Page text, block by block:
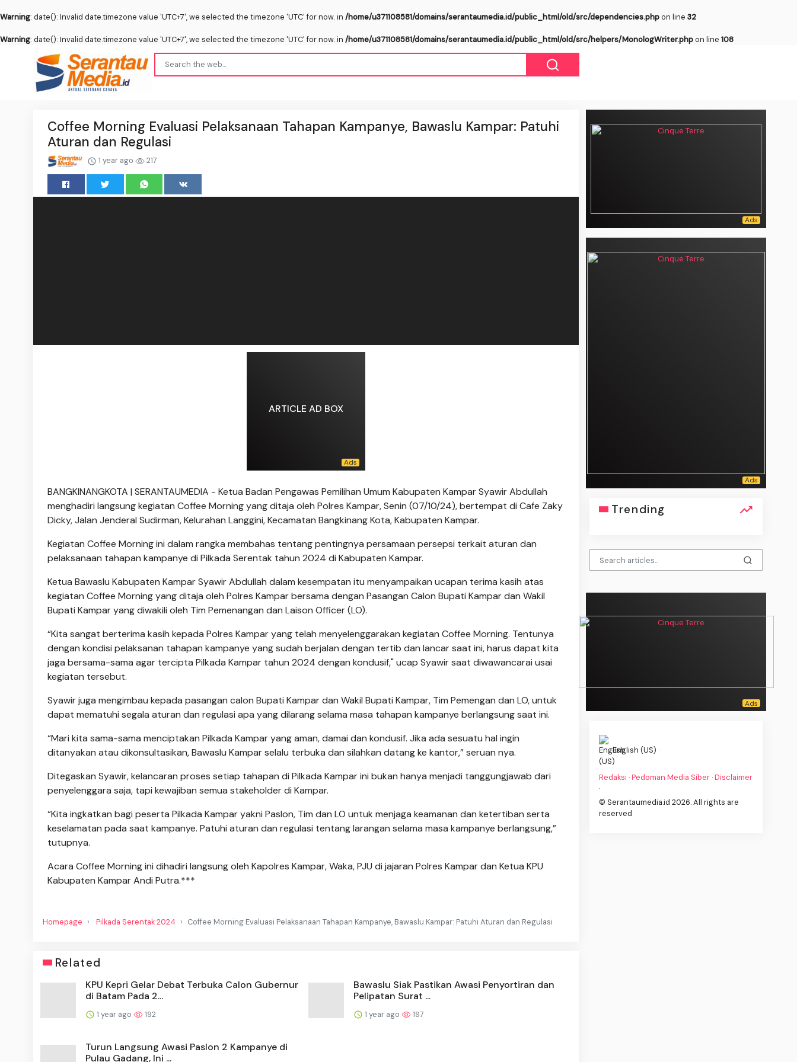
Warning: date(): Invalid date.timezone value 'UTC+7', we selected the timezone 'UTC' for now. in /home/u371108581/domains/serantaumedia.id/public_html/old/src/dependencies.phpon line 32
Warning: date(): Invalid date.timezone value 'UTC+7', we selected the timezone 'UTC' for now. in /home/u371108581/domains/serantaumedia.id/public_html/old/src/helpers/MonologWriter.phpon line 108
Coffee Morning Evaluasi Pelaksanaan Tahapan Kampanye, Bawaslu Kampar: Patuhi
Aturan dan Regulasi
1 year ago 217
ARTICLE AD BOX
BANGKINANGKOTA | SERANTAUMEDIA - Ketua Badan Pengawas Pemilihan Umum Kabupaten Kampar Syawir Abdullah
menghadiri langsung kegiatan Coffee Morning yang ditaja oleh Polres Kampar, Senin (07/10/24), bertempat di Cafe Zaky
Dicky, Jalan Jenderal Sudirman, Kelurahan Langgini, Kecamatan Bangkinang Kota, Kabupaten Kampar.
Kegiatan Coffee Morning ini dalam rangka membahas tentang pentingnya persamaan persepsi terkait aturan dan
pelaksanaan tahapan kampanye di Pilkada Serentak tahun 2024 di Kabupaten Kampar.
Ketua Bawaslu Kabupaten Kampar Syawir Abdullah dalam kesempatan itu menyampaikan ucapan terima kasih atas
kegiatan Coffee Morning yang ditaja oleh Polres Kampar bersama dengan Pasangan Calon Bupati Kampar dan Wakil
Bupati Kampar yang diwakili oleh Tim Pemenangan dan Laison Officer (LO).
“Kita sangat berterima kasih kepada Polres Kampar yang telah menyelenggarakan kegiatan Coffee Morning. Tentunya
dengan kondisi pelaksanan tahapan kampanye yang sudah berjalan dengan tertib dan lancar saat ini, harus dapat kita
jaga bersama-sama agar tercipta Pilkada Kampar tahun 2024 dengan kondusif," ucap Syawir saat diwawancarai usai
kegiatan tersebut.
Syawir juga mengimbau kepada pasangan calon Bupati Kampar dan Wakil Bupati Kampar, Tim Pemengan dan LO, untuk
dapat mematuhi segala aturan dan regulasi apa yang dilarang selama masa tahapan kampanye berlangsung saat ini.
“Mari kita sama-sama menciptakan Pilkada Kampar yang aman, damai dan kondusif. Jika ada sesuatu hal ingin
ditanyakan atau dikonsultasikan, Bawaslu Kampar selalu terbuka dan silahkan datang ke kantor,” seruan nya.
Ditegaskan Syawir, kelancaran proses setiap tahapan di Pilkada Kampar ini bukan hanya menjadi tanggungjawab dari
penyelenggara saja, tapi kewajiban semua stakeholder di Kampar.
“Kita ingkatkan bagi peserta Pilkada Kampar yakni Paslon, Tim dan LO untuk menjaga keamanan dan ketertiban serta
keselamatan pada saat kampanye. Patuhi aturan dan regulasi tentang larangan selama masa kampanye berlangsung,”
tutupnya.
Acara Coffee Morning ini dihadiri langsung oleh Kapolres Kampar, Waka, PJU di jajaran Polres Kampar dan Ketua KPU
Kabupaten Kampar Andi Putra.***
Homepage Pilkada Serentak 2024 Coffee Morning Evaluasi Pelaksanaan Tahapan Kampanye, Bawaslu Kampar: Patuhi Aturan dan Regulasi
Related
KPU Kepri Gelar Debat Terbuka Calon Gubernur
di Batam Pada 2...
1 year ago 192
Bawaslu Siak Pastikan Awasi Penyortiran dan
Pelipatan Surat ...
1 year ago 197
Turun Langsung Awasi Paslon 2 Kampanye di
Pulau Gadang, Ini ...
Trending
English (US) ·
Redaksi ·Pedoman Media Siber ·Disclaimer
·
© Serantaumedia.id 2026. All rights are
reserved